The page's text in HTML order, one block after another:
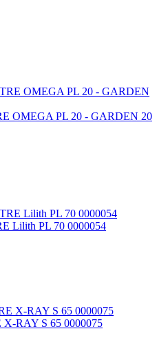
OMEGA PL 20 - GARDEN 20
Lilith PL 70 0000054
X-RAY S 65 0000075